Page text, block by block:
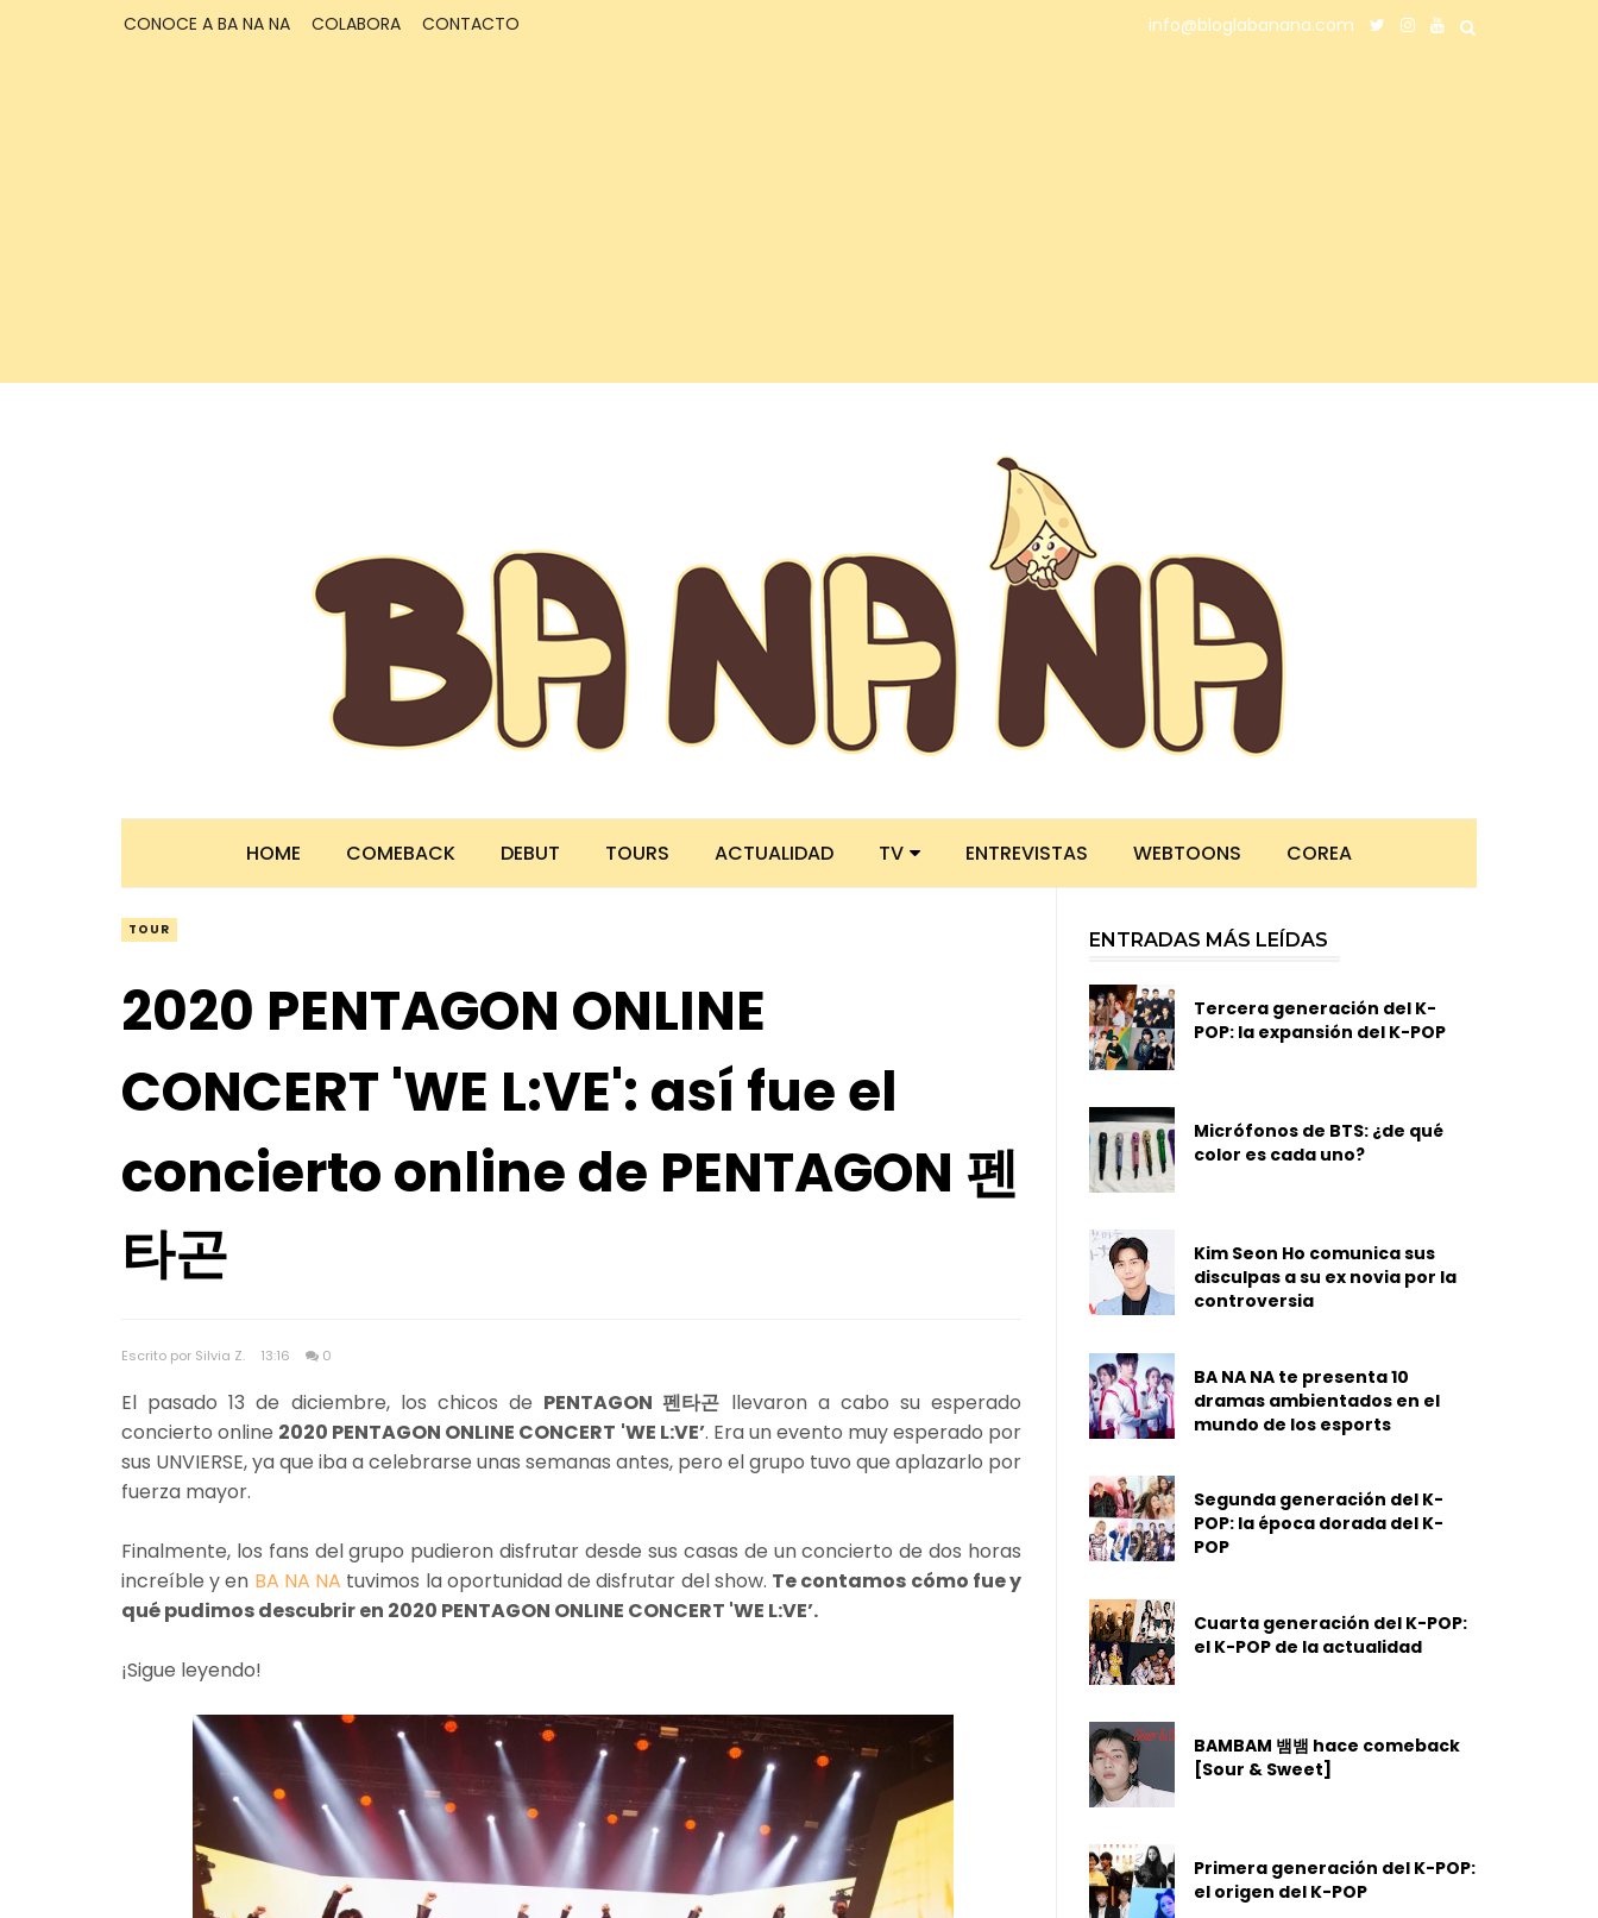
CONOCE A BA NA NA COLABORA CONTACTO info@bloglabanana.com
HOME COMEBACK DEBUT TOURS ACTUALIDAD TV ENTREVISTAS WEBTOONS COREA
TOUR
2020 PENTAGON ONLINE
CONCERT 'WE L:VE': así fue el
concierto online de PENTAGON 펜
타곤
Escrito por Silvia Z. 13:16 0
El pasado 13 de diciembre, los chicos de PENTAGON 펜타곤 llevaron a cabo su esperado
concierto online 2020 PENTAGON ONLINE CONCERT 'WE L:VE’. Era un evento muy esperado por
sus UNVIERSE, ya que iba a celebrarse unas semanas antes, pero el grupo tuvo que aplazarlo por
fuerza mayor.
Finalmente, los fans del grupo pudieron disfrutar desde sus casas de un concierto de dos horas
increíble y en BA NA NA tuvimos la oportunidad de disfrutar del show. Te contamos cómo fue y
qué pudimos descubrir en 2020 PENTAGON ONLINE CONCERT 'WE L:VE’.
¡Sigue leyendo!
ENTRADAS MÁS LEÍDAS
Tercera generación del K-
POP: la expansión del K-POP
Micrófonos de BTS: ¿de qué
color es cada uno?
Kim Seon Ho comunica sus
disculpas a su ex novia por la
controversia
BA NA NA te presenta 10
dramas ambientados en el
mundo de los esports
Segunda generación del K-
POP: la época dorada del K-
POP
Cuarta generación del K-POP:
el K-POP de la actualidad
BAMBAM 뱀뱀 hace comeback
[Sour & Sweet]
Primera generación del K-POP:
el origen del K-POP